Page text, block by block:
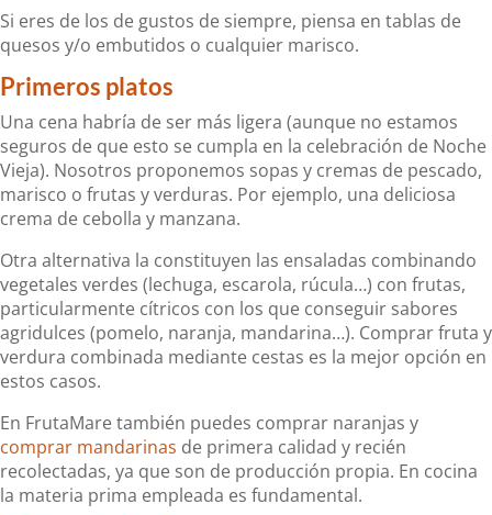
Si eres de los de gustos de siempre, piensa en tablas de
quesos y/o embutidos o cualquier marisco.
Primeros platos
Una cena habría de ser más ligera (aunque no estamos
seguros de que esto se cumpla en la celebración de Noche
Vieja). Nosotros proponemos sopas y cremas de pescado,
marisco o frutas y verduras. Por ejemplo, una deliciosa
crema de cebolla y manzana.
Otra alternativa la constituyen las ensaladas combinando
vegetales verdes (lechuga, escarola, rúcula…) con frutas,
particularmente cítricos con los que conseguir sabores
agridulces (pomelo, naranja, mandarina…). Comprar fruta y
verdura combinada mediante cestas es la mejor opción en
estos casos.
En FrutaMare también puedes comprar naranjas y
comprar mandarinas de primera calidad y recién
recolectadas, ya que son de producción propia. En cocina
la materia prima empleada es fundamental.